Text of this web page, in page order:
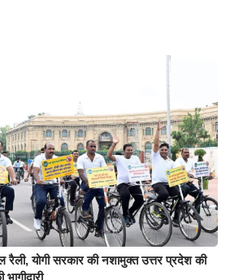
योगी सरकार की नशामुक्त उत्तर प्रदेश की